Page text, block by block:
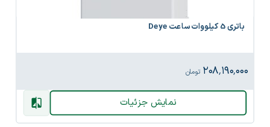
باتری 5 کیلووات ساعت Deye
۲۰۸٬۱۹۰٬۰۰۰ تومان
نمایش جزئیات